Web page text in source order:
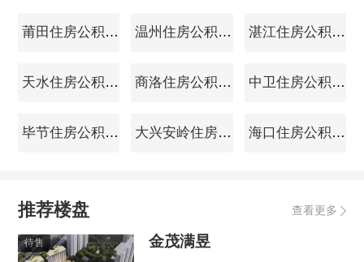
莆田住房公积金查询 温州住房公积金查询 湛江住房公积金查询
天水住房公积金查询 商洛住房公积金查询 中卫住房公积金查询
毕节住房公积金查询 大兴安岭住房公积金查询 海口住房公积金查询
推荐楼盘 查看更多
待售 金茂满昱